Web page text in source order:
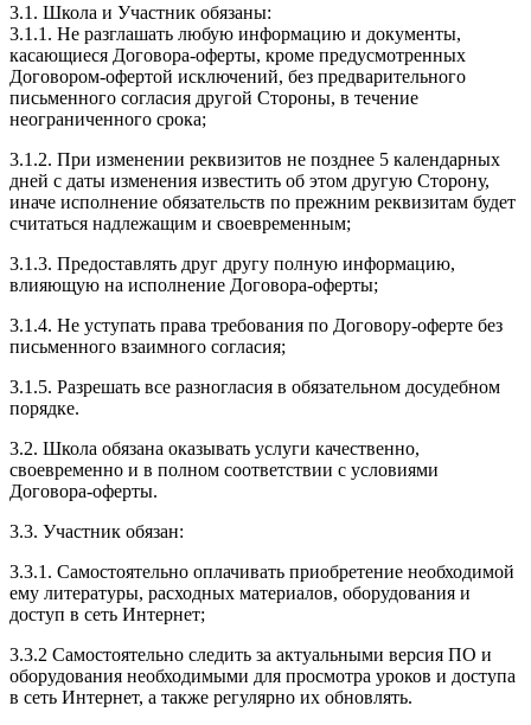
3.1. Школа и Участник обязаны:
3.1.1. Не разглашать любую информацию и документы,
касающиеся Договора-оферты, кроме предусмотренных
Договором-офертой исключений, без предварительного
письменного согласия другой Стороны, в течение
неограниченного срока;
3.1.2. При изменении реквизитов не позднее 5 календарных
дней с даты изменения известить об этом другую Сторону,
иначе исполнение обязательств по прежним реквизитам будет
считаться надлежащим и своевременным;
3.1.3. Предоставлять друг другу полную информацию,
влияющую на исполнение Договора-оферты;
3.1.4. Не уступать права требования по Договору-оферте без
письменного взаимного согласия;
3.1.5. Разрешать все разногласия в обязательном досудебном
порядке.
3.2. Школа обязана оказывать услуги качественно,
своевременно и в полном соответствии с условиями
Договора-оферты.
3.3. Участник обязан:
3.3.1. Cамостоятельно оплачивать приобретение необходимой
ему литературы, расходных материалов, оборудования и
доступ в сеть Интернет;
3.3.2 Самостоятельно следить за актуальными версия ПО и
оборудования необходимыми для просмотра уроков и доступа
в сеть Интернет, а также регулярно их обновлять.